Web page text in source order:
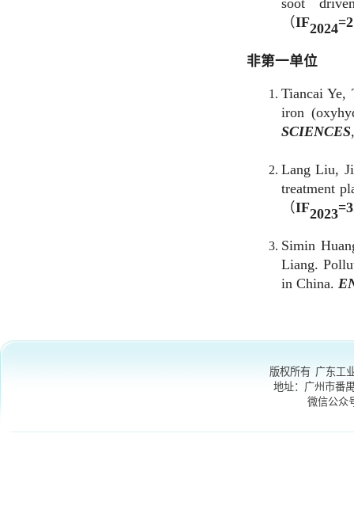
iron
SCIENCES,
Lang Liu, Jianyi
IF2023=3.8）
Simin Huang,
in China.
版权所有 广东工业大学
广州市番禺区大
微信公众号：